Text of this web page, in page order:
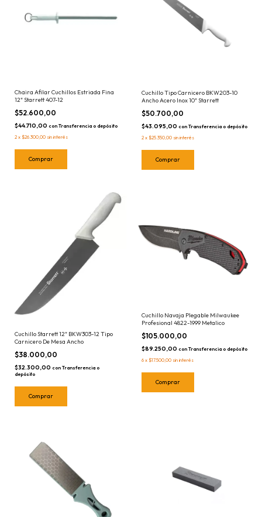
Chaira Afilar Cuchillos Estriada Fina
12" Starrett 407-12
$52.600,00
$44.710,00 con Transferencia o depósito
2 x $26.300,00 sin interés
Cuchillo Tipo Carnicero BKW203-10
Ancho Acero Inox 10" Starrett
$50.700,00
$43.095,00 con Transferencia o depósito
2 x $25.350,00 sin interés
Cuchillo Starrett 12" BKW303-12 Tipo
Carnicero De Mesa Ancho
$38.000,00
$32.300,00 con Transferencia o
depósito
Cuchillo Navaja Plegable Milwaukee
Profesional 4822-1999 Metalico
$105.000,00
$89.250,00 con Transferencia o depósito
6 x $17.500,00 sin interés